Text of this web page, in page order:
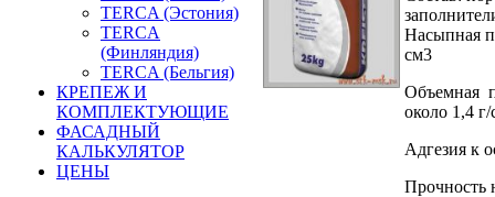
TERCA (Эстония)
TERCA
(Финляндия)
TERCA (Бельгия)
КРЕПЕЖ И
КОМПЛЕКТУЮЩИЕ
ФАСАДНЫЙ
КАЛЬКУЛЯТОР
ЦЕНЫ
Насыпная
см3
Объемная
около 1,4
Адгезия к
Прочность